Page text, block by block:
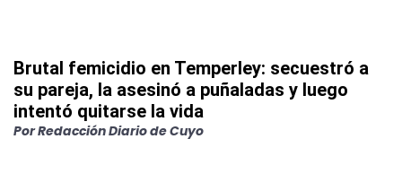
Brutal femicidio en Temperley: secuestró a
su pareja, la asesinó a puñaladas y luego
intentó quitarse la vida
Por Redacción Diario de Cuyo